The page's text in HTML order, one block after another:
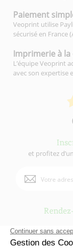
Paiement
Veoprint utilise
sécurisé en France
Imprimerie à
L’équipe Veoprint
avec son expertise
et profitez